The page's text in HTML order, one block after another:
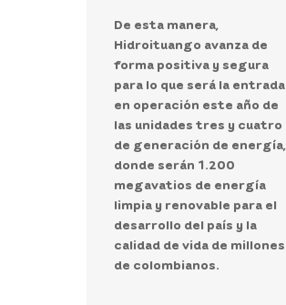
De esta manera,
Hidroituango avanza de
forma positiva y segura
para lo que será la entrada
en operación este año de
las unidades tres y cuatro
de generación de energía,
donde serán 1.200
megavatios de energía
limpia y renovable para el
desarrollo del país y la
calidad de vida de millones
de colombianos.